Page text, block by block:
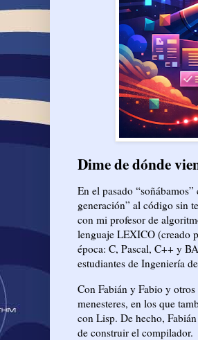
Dime de dónde
En el pasado
generación” al código sin
con mi profesor de
lenguaje LEXICO (creado
época: C, Pascal, C++ y
estudiantes de Ingeniería
Con Fabián y Fabio y
menesteres, en los que
con Lisp. De hecho,
de construir el compilador.